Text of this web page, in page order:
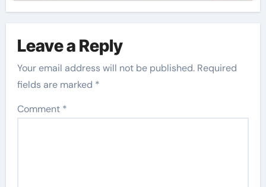
Leave a Reply
Your email address will not be published. Required
fields are marked *
Comment *